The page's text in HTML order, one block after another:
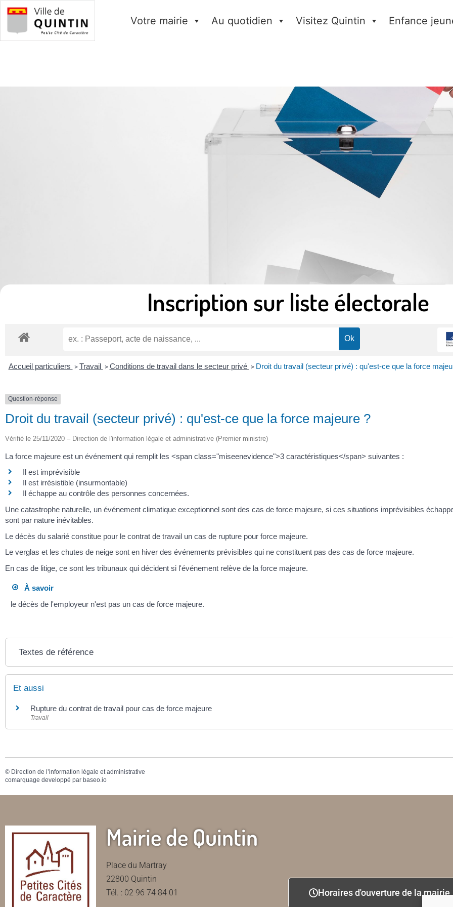
Votre mairie Au quotidien Visitez Quintin Enfance
Inscription sur liste électorale
Accueil particuliers > Travail > Conditions de travail dans le secteur privé > Droit du travail (secteur privé) : qu'est-ce que la force
Question-réponse
Droit du travail (secteur privé) : qu'est-ce que la force majeure ?
Vérifié le 25/11/2020 – Direction de l'information légale et administrative (Premier ministre)
La force majeure est un événement qui remplit les <span class="miseenevidence">3 caractéristiques</span> suivantes :
Il est imprévisible
Il est irrésistible (insurmontable)
Il échappe au contrôle des personnes concernées.
Une catastrophe naturelle, un événement climatique exceptionnel sont des cas de force majeure, si ces situations imprévisibles
sont par nature inévitables.
Le décès du salarié constitue pour le contrat de travail un cas de rupture pour force majeure.
Le verglas et les chutes de neige sont en hiver des événements prévisibles qui ne constituent pas des cas de force majeure.
En cas de litige, ce sont les tribunaux qui décident si l'événement relève de la force majeure.
À savoir
le décès de l'employeur n'est pas un cas de force majeure.
Textes de référence
Et aussi
Rupture du contrat de travail pour cas de force majeure
Travail
© Direction de l’information légale et administrative
comarquage developpé par baseo.io
Mairie de Quintin
Place du Martray
22800 Quintin
Tél. : 02 96 74 84 01
Horaires d'ouverture de la mairie